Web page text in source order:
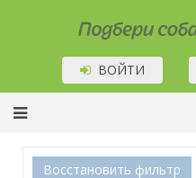
Подбери собаку!
ВОЙТИ
Восстановить фильтр